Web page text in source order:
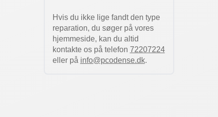
Hvis du ikke lige fandt den type
reparation, du søger på vores
hjemmeside, kan du altid
kontakte os på telefon 72207224
eller på info@pcodense.dk.